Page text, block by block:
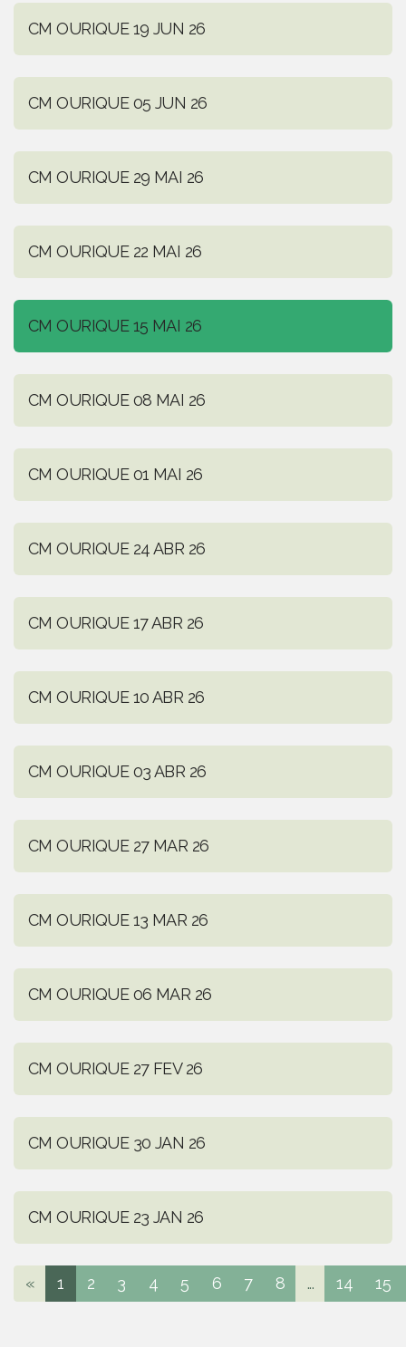
CM OURIQUE 19 JUN 26
CM OURIQUE 05 JUN 26
CM OURIQUE 29 MAI 26
CM OURIQUE 22 MAI 26
CM OURIQUE 15 MAI 26
CM OURIQUE 08 MAI 26
CM OURIQUE 01 MAI 26
CM OURIQUE 24 ABR 26
CM OURIQUE 17 ABR 26
CM OURIQUE 10 ABR 26
CM OURIQUE 03 ABR 26
CM OURIQUE 27 MAR 26
CM OURIQUE 13 MAR 26
CM OURIQUE 06 MAR 26
CM OURIQUE 27 FEV 26
CM OURIQUE 30 JAN 26
CM OURIQUE 23 JAN 26
« 1 2 3 4 5 6 7 8 ... 14 15